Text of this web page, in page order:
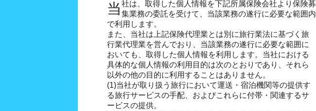
当社は、取得した個人情報を下記所属保険会社より保険募 集業務の委託を受けて、当該業務の遂行に必要な範囲内
で利用します。
また、当社は上記保険代理業とは別に旅行業法に基づく旅
行業代理業を営んでおり、当該業務の遂行に必要な範囲に
おいても、取得した個人情報を利用します。当社における
具体的な個人情報の利用目的は次のとおりであり、それら
以外の他の目的に利用することはありません。
(1)当社が取り扱う旅行において運送・宿泊機関等の提供す
る旅行サービスの手配、およびこれらに付帯・関連するサ
ービスの提供。